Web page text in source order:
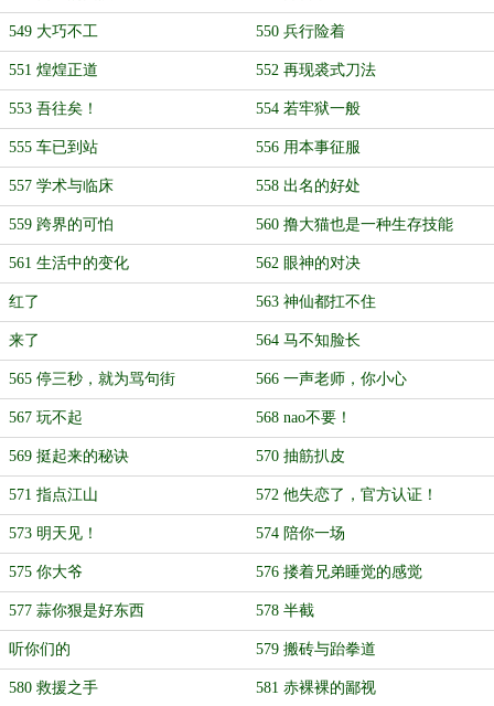
549 大巧不工 550 兵行险着
551 煌煌正道 552 再现裘式刀法
553 吾往矣！ 554 若牢狱一般
555 车已到站 556 用本事征服
557 学术与临床 558 出名的好处
559 跨界的可怕 560 撸大猫也是一种生存技能
561 生活中的变化 562 眼神的对决
红了 563 神仙都扛不住
来了 564 马不知脸长
565 停三秒，就为骂句街 566 一声老师，你小心
567 玩不起 568 nao不要！
569 挺起来的秘诀 570 抽筋扒皮
571 指点江山 572 他失恋了，官方认证！
573 明天见！ 574 陪你一场
575 你大爷 576 搂着兄弟睡觉的感觉
577 蒜你狠是好东西 578 半截
听你们的 579 搬砖与跆拳道
580 救援之手 581 赤裸裸的鄙视